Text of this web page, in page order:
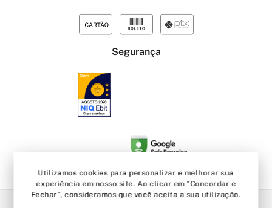
Sobre a marca Domidona Shoes
Como medir o pé e comprar o número correto do sapato
Segunda a sexta, das 8:00 as 18:00
Rua Tiradentes, 2457 - Monte Lí­bano Birigui/SP - CEP: 16202-072
Segurança
Utilizamos cookies para personalizar e melhorar sua
experiência em nosso site. Ao clicar em "Concordar e
Fechar", consideramos que você aceita a sua utilização.